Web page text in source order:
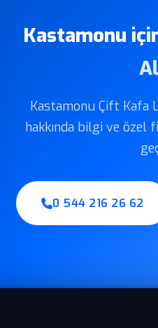
Kastamonu
Kastamonu Çift Kafa
hakkında bilgi ve
0 544 216 26 62